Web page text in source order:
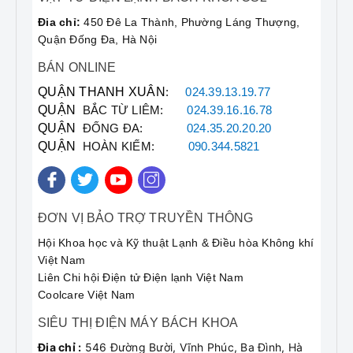
tại Hà Nội ?
090.222.3456
, nhân viên
Bách Khoa hỗ trợ rất nhiệt
tình. Tivi Sony nhà tôi bị lỗi
nguồn, đã được sửa chữa tại
chỗ và hoạt động ổn định từ
đó đến giờ. Rất chuyên
"Dịch vụ
nhàcủa trung tâm rất nhanh
Đia chỉ: 450 Đê La Thành, Phường Láng Thượng,
Quận Đống Đa, Hà Nội
BÁN ONLINE
QUẬN THANH XUÂN :024.39.13.19.77
QUẬN BẮC TỪ LIÊM:024.39.16.16.78
QUẬN ĐỐNG ĐA: 024.35.20.20.20
QUẬN HOÀN KIẾM: 090.344.5821
ĐƠN VỊ BẢO TRỢ TRUYỀN THÔNG
Hội Khoa học và Kỹ thuật Lạnh & Điều hòa Không khí
Việt Nam
Liên Chi hội Điện tử Điện lạnh Việt Nam
Coolcare Việt Nam
SIÊU THỊ ĐIỆN MÁY BÁCH KHOA
Đia chỉ : 546 Đường Bười, Vĩnh Phúc, Ba Đình, Hà